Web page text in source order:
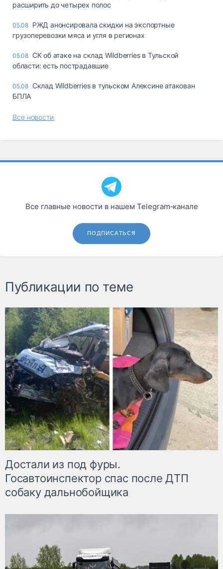
расширить до четырех полос
05.08 РЖД анонсировала скидки на экспортные
грузоперевозки мяса и угля в регионах
05.08 СК об атаке на склад Wildberries в Тульской
области: есть пострадавшие
05.08 Склад Wildberries в тульском Алексине атакован
БПЛА
Все новости
Все главные новости в нашем Telegram‑канале
ПОДПИСАТЬСЯ
Публикации по теме
Достали из под фуры.
Госавтоинспектор спас после ДТП
собаку дальнобойщика